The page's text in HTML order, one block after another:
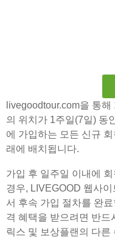
livegoodtour.com을 통
의 위치가 1주일(7일) 동
에 가입하는 모든 신규
래에 배치됩니다.
가입 후 일주일 이내에
경우, LIVEGOOD 웹사
서 후속 가입 절차를 완
격 혜택을 받으려면 반드
릭스 및 보상플랜의 다른